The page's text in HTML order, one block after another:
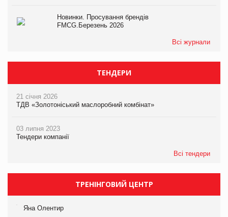
Новинки. Просування брендів
FMCG.Березень 2026
Всі журнали
ТЕНДЕРИ
21 січня 2026
ТДВ «Золотоніський маслоробний комбінат»
03 липня 2023
Тендери компанії
Всі тендери
ТРЕНІНГОВИЙ ЦЕНТР
Яна Олентир